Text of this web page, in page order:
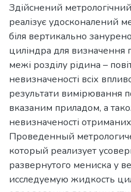
Здійснений
реалізує удосконалений
біля вертикально
циліндра для визначення
межі розділу рідина –
невизначеності всіх
результати вимірювання
вказаним приладом, а
невизначеності
Проведенный
который реализует
развернутого мениска у
исследуемую жидкость